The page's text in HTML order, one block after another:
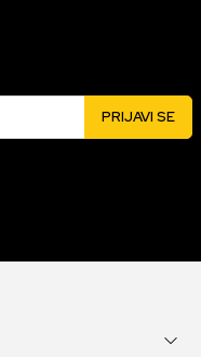
PRIJAVI SE